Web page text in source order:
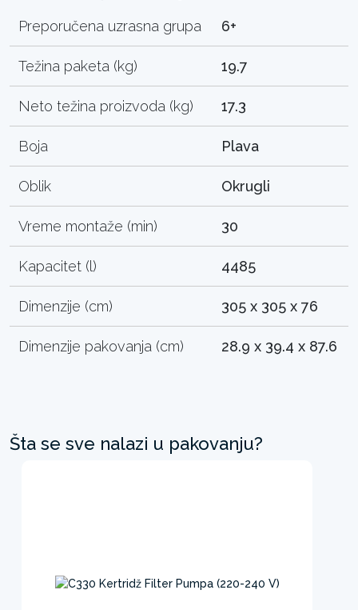
Preporučena uzrasna grupa 6+
Težina paketa (kg) 19.7
Neto težina proizvoda (kg) 17.3
Boja Plava
Oblik Okrugli
Vreme montaže (min) 30
Kapacitet (l) 4485
Dimenzije (cm) 305 x 305 x 76
Dimenzije pakovanja (cm) 28.9 x 39.4 x 87.6
Šta se sve nalazi u pakovanju?